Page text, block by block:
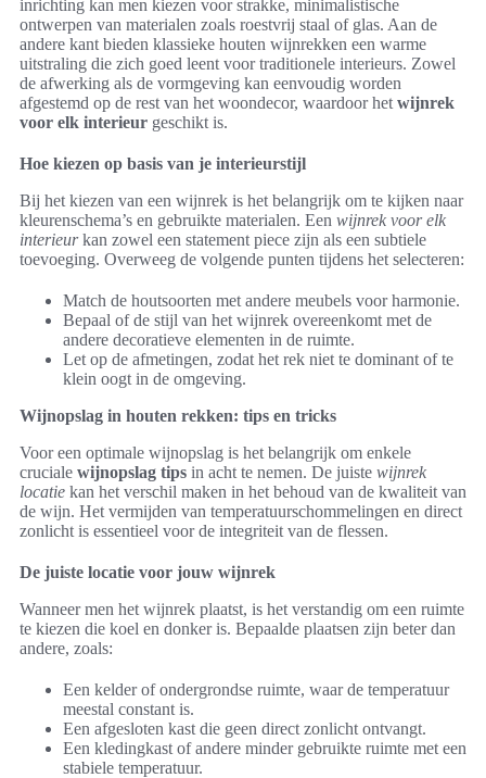
inrichting kan men kiezen voor strakke, minimalistische
ontwerpen van materialen zoals roestvrij staal of glas. Aan de
andere kant bieden klassieke houten wijnrekken een warme
uitstraling die zich goed leent voor traditionele interieurs. Zowel
de afwerking als de vormgeving kan eenvoudig worden
afgestemd op de rest van het woondecor, waardoor het wijnrek
voor elk interieur geschikt is.
Hoe kiezen op basis van je interieurstijl
Bij het kiezen van een wijnrek is het belangrijk om te kijken naar
kleurenschema’s en gebruikte materialen. Een wijnrek voor elk
interieurkan zowel een statement piece zijn als een subtiele
toevoeging. Overweeg de volgende punten tijdens het selecteren:
Match de houtsoorten met andere meubels voor harmonie.
Bepaal of de stijl van het wijnrek overeenkomt met de
andere decoratieve elementen in de ruimte.
Let op de afmetingen, zodat het rek niet te dominant of te
klein oogt in de omgeving.
Wijnopslag in houten rekken: tips en tricks
Voor een optimale wijnopslag is het belangrijk om enkele
cruciale wijnopslag tips in acht te nemen. De juiste wijnrek
locatie kan het verschil maken in het behoud van de kwaliteit van
de wijn. Het vermijden van temperatuurschommelingen en direct
zonlicht is essentieel voor de integriteit van de flessen.
De juiste locatie voor jouw wijnrek
Wanneer men het wijnrek plaatst, is het verstandig om een ruimte
te kiezen die koel en donker is. Bepaalde plaatsen zijn beter dan
andere, zoals:
Een kelder of ondergrondse ruimte, waar de temperatuur
meestal constant is.
Een afgesloten kast die geen direct zonlicht ontvangt.
Een kledingkast of andere minder gebruikte ruimte met een
stabiele temperatuur.